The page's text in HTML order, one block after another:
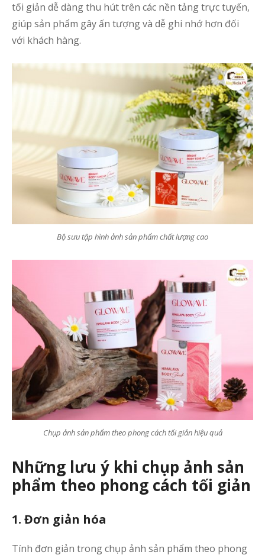
tối giản dễ dàng thu hút trên các nền tảng trực tuyến,
giúp sản phẩm gây ấn tượng và dễ ghi nhớ hơn đối
với khách hàng.
Bộ sưu tập hình ảnh sản phẩm chất lượng cao
Chụp ảnh sản phẩm theo phong cách tối giản hiệu quả
Những lưu ý khi chụp ảnh sản
phẩm theo phong cách tối giản
1. Đơn giản hóa
Tính đơn giản trong chụp ảnh sản phẩm theo phong